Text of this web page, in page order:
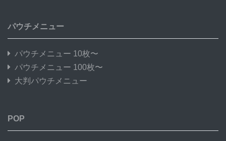
パウチメニュー
パウチメニュー 10枚〜
パウチメニュー 100枚〜
大判パウチメニュー
POP